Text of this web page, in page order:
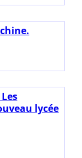
lycée